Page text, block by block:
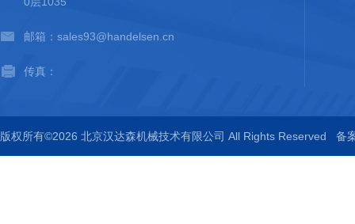
邮箱：sales93@handelsen.cn
传真：
版权所有©2026 北京汉达森机械技术有限公司 All Rights Reserved 备